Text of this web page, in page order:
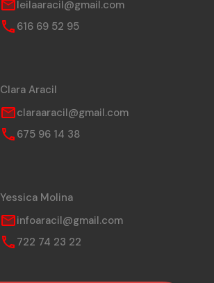
leilaaracil@gmail.com
616 69 52 95
Clara Aracil
claraaracil@gmail.com
675 96 14 38
Yessica Molina
infoaracil@gmail.com
722 74 23 22